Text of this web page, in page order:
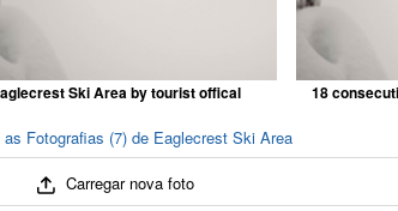
Ski Area by tourist offical
18
Fotografias (7) de Eaglecrest Ski Area
Carregar nova foto